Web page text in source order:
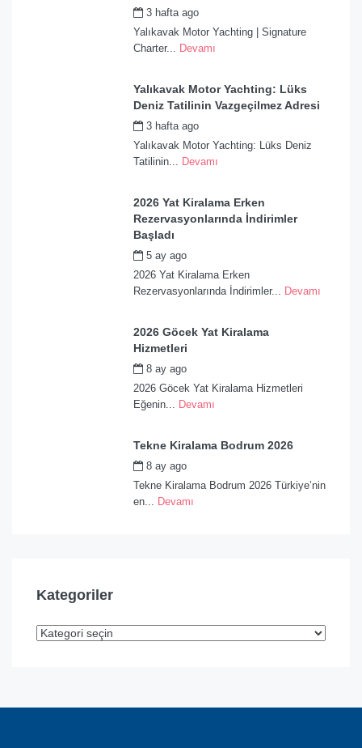
3 hafta ago
Yalıkavak Motor Yachting | Signature
Charter... Devamı
Yalıkavak Motor Yachting: Lüks
Deniz Tatilinin Vazgeçilmez Adresi
3 hafta ago
Yalıkavak Motor Yachting: Lüks Deniz
Tatilinin... Devamı
2026 Yat Kiralama Erken
Rezervasyonlarında İndirimler
Başladı
5 ay ago
2026 Yat Kiralama Erken
Rezervasyonlarında İndirimler... Devamı
2026 Göcek Yat Kiralama
Hizmetleri
8 ay ago
2026 Göcek Yat Kiralama Hizmetleri
Eğenin... Devamı
Tekne Kiralama Bodrum 2026
8 ay ago
Tekne Kiralama Bodrum 2026 Türkiye’nin
en... Devamı
Kategoriler